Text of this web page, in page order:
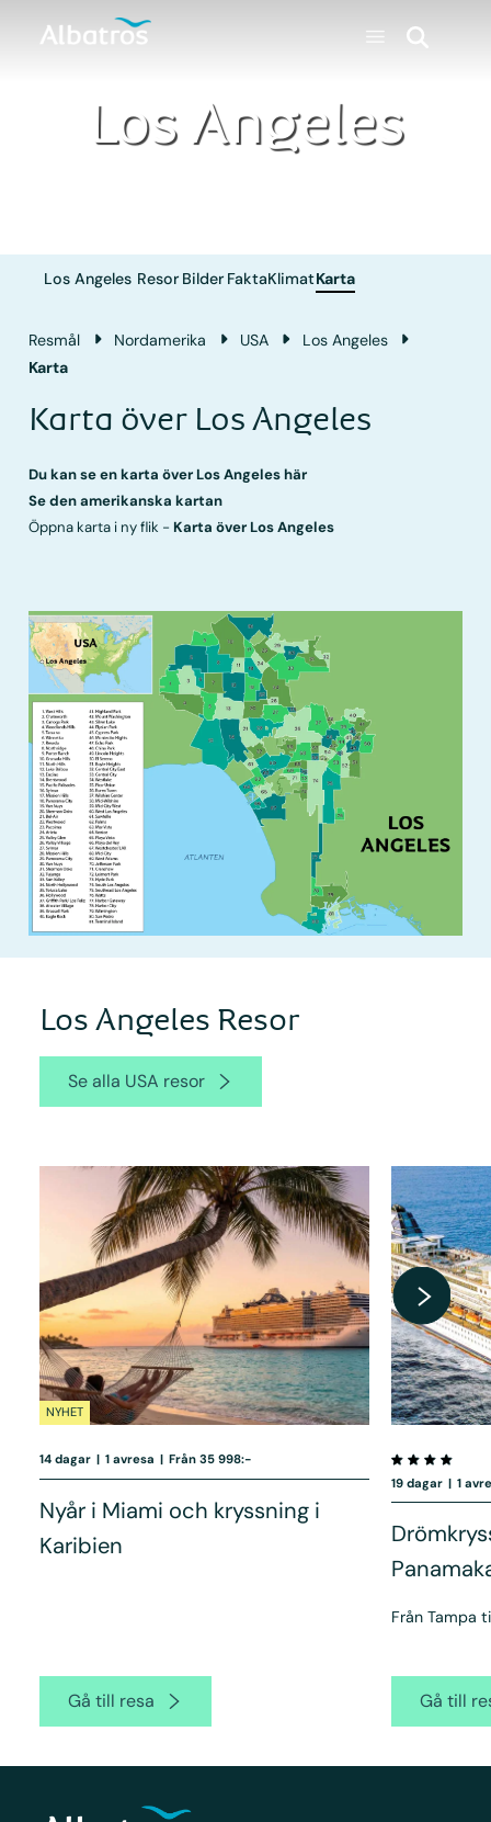
Los Angeles
Los Angeles Resor Bilder FaktaKlimatKarta
Resmål Nordamerika USA
Los Angeles
Karta
Karta över Los Angeles
Du kan se en karta över Los Angeles här
Se den amerikanska kartan
Öppna karta i ny flik - Karta över Los Angeles
Los Angeles Resor
Se alla USA resor
NYHET
14 dagar | 1 avresa | Från 35 998:-
Nyår i Miami och kryssning i
Karibien
Gå till resa
19 dagar | 1
Från Tampa
Gå till